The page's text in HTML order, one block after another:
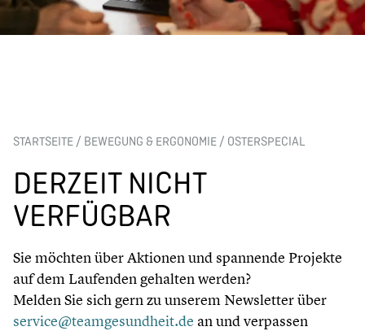
STARTSEITE / BEWEGUNG & ERGONOMIE / OSTERSPECIAL
DERZEIT NICHT
VERFÜGBAR
Sie möchten über Aktionen und spannende Projekte
auf dem Laufenden gehalten werden?
Melden Sie sich gern zu unserem Newsletter über
service@teamgesundheit.de an und verpassen